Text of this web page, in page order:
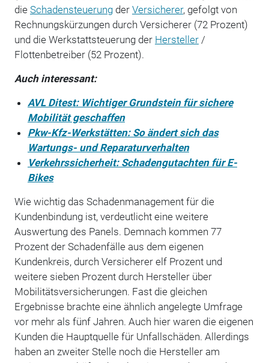
die Schadensteuerungder Versicherer, gefolgt von
Rechnungskürzungen durch Versicherer (72 Prozent)
und die Werkstattsteuerung der Hersteller/
Flottenbetreiber (52 Prozent).
Auch interessant:
AVL Ditest: Wichtiger Grundstein für sichere
Mobilität geschaffen
Pkw-Kfz-Werkstätten: So ändert sich das
Wartungs- und Reparaturverhalten
Verkehrssicherheit: Schadengutachten für E-
Bikes
Wie wichtig das Schadenmanagement für die
Kundenbindung ist, verdeutlicht eine weitere
Auswertung des Panels. Demnach kommen 77
Prozent der Schadenfälle aus dem eigenen
Kundenkreis, durch Versicherer elf Prozent und
weitere sieben Prozent durch Hersteller über
Mobilitätsversicherungen. Fast die gleichen
Ergebnisse brachte eine ähnlich angelegte Umfrage
vor mehr als fünf Jahren. Auch hier waren die eigenen
Kunden die Hauptquelle für Unfallschäden. Allerdings
haben an zweiter Stelle noch die Hersteller am